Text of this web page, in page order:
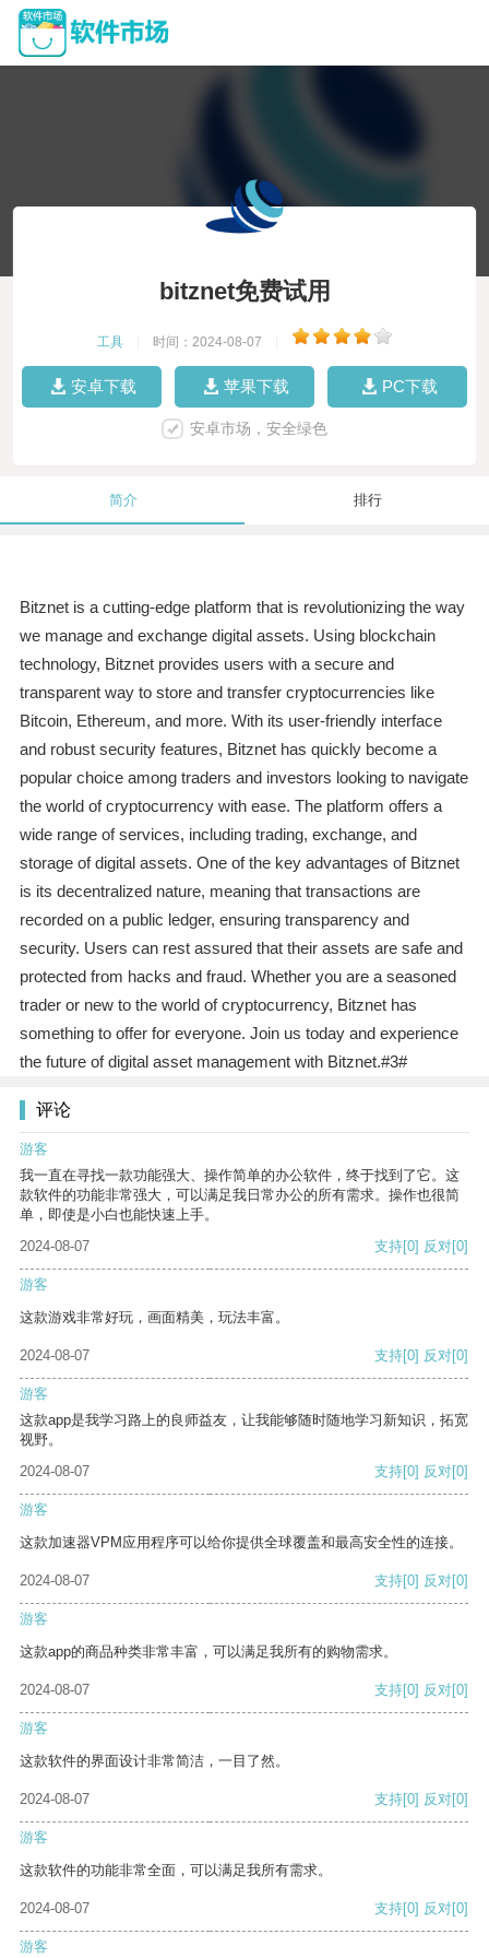
bitznet免费试用
工具 时间：2024-08-07
安卓下载 苹果下载 PC下载
安卓市场，安全绿色
简介 排行
Bitznet is a cutting-edge platform that is revolutionizing the way
we manage and exchange digital assets. Using blockchain
technology, Bitznet provides users with a secure and
transparent way to store and transfer cryptocurrencies like
Bitcoin, Ethereum, and more. With its user-friendly interface
and robust security features, Bitznet has quickly become a
popular choice among traders and investors looking to navigate
the world of cryptocurrency with ease. The platform offers a
wide range of services, including trading, exchange, and
storage of digital assets. One of the key advantages of Bitznet
is its decentralized nature, meaning that transactions are
recorded on a public ledger, ensuring transparency and
security. Users can rest assured that their assets are safe and
protected from hacks and fraud. Whether you are a seasoned
trader or new to the world of cryptocurrency, Bitznet has
something to offer for everyone. Join us today and experience
the future of digital asset management with Bitznet.#3#
评论
游客
我一直在寻找一款功能强大、操作简单的办公软件，终于找到了它。这
款软件的功能非常强大，可以满足我日常办公的所有需求。操作也很简
单，即使是小白也能快速上手。
2024-08-07
支持[0] 反对[0]
游客
这款游戏非常好玩，画面精美，玩法丰富。
2024-08-07 支持[0] 反对[0]
游客
这款app是我学习路上的良师益友，让我能够随时随地学习新知识，拓宽
视野。
2024-08-07
支持[0] 反对[0]
游客
这款加速器VPM应用程序可以给你提供全球覆盖和最高安全性的连接。
2024-08-07 支持[0] 反对[0]
游客
这款app的商品种类非常丰富，可以满足我所有的购物需求。
2024-08-07 支持[0] 反对[0]
游客
这款软件的界面设计非常简洁，一目了然。
2024-08-07 支持[0] 反对[0]
游客
这款软件的功能非常全面，可以满足我所有需求。
2024-08-07 支持[0] 反对[0]
游客